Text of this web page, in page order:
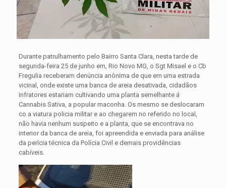
Durante patrulhamento pelo Bairro Santa Clara, nesta tarde de
segunda-feira 25 de junho em, Rio Novo MG, o Sgt Misael e o Cb
Fregulia receberam denúncia anônima de que em uma estrada
vicinal, onde existe uma banca de areia desativada, cidadãos
infratoresestariam cultivando uma planta semelhante á
Cannabis Sativa, a popular maconha. Os mesmo se deslocaram
co a viatura policia militar e ao chegarem no referido no local,
não havia nenhum suspeito e a planta, que se encontrava no
interior da banca de areia, foi apreendida e enviada para análise
da perícia técnica da Polícia Civil e demais providências
cabíveis.